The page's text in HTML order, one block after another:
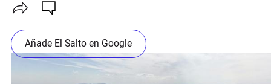
Añade El Salto en Google